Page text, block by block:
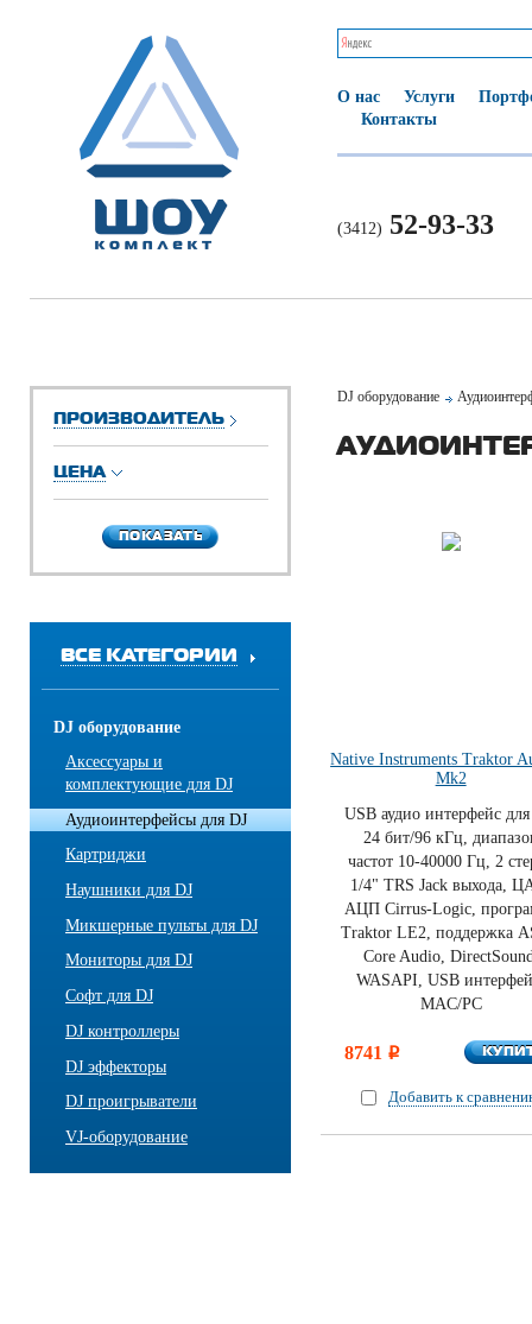
О нас Услуги
Контакты
(3412) 52-93-33
ПРОИЗВОДИТЕЛЬ
ЦЕНА
ПОКАЗАТЬ
ПОКАЗАТЬ
ВСЕ КАТЕГОРИИ
DJ оборудование
Аксессуары и
комплектующие для DJ
Аудиоинтерфейсы для DJ
Картриджи
Наушники для DJ
Микшерные пульты для DJ
Мониторы для DJ
Софт для DJ
DJ контроллеры
DJ эффекторы
DJ проигрыватели
VJ-оборудование
DJ оборудование
Native Instruments Traktor
Mk2
USB аудио интерфейс
24 бит/96 кГц,
частот 10-40000 Гц, 2
1/4" TRS Jack выхода,
АЦП Cirrus-Logic,
Traktor LE2, поддержка
Core Audio,
WASAPI, USB
MAC/PC
8741 i
Добавить к